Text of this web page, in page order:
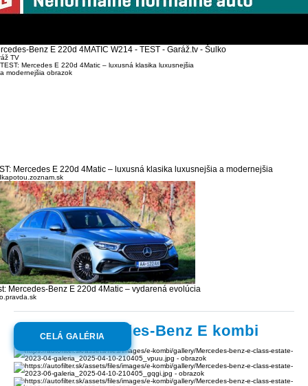
Benz E 220d 4MATIC W214 - TEST - Garáž.tv - Šulko
TV
Mercedes E 220d 4Matic – luxusná klasika luxusnejšia a modernejšia
Mercedes-Benz E 220d 4Matic – vydarená evolúcia
Galéria:Mercedes-Benz E kombi
CELÁ GALÉRIA